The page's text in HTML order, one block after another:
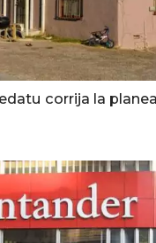
corrija la